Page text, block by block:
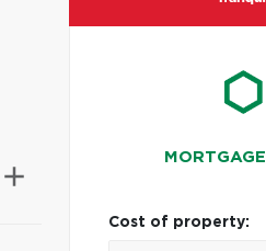
Cost of property: